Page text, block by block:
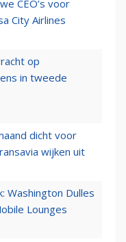
CEO’s voor
City Airlines
op
in tweede
dicht voor
wijken uit
Washington Dulles
Lounges